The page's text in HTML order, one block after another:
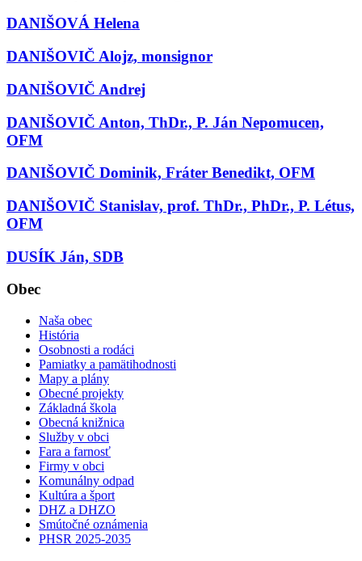
DANIŠOVÁ Helena
DANIŠOVIČ Alojz, monsignor
DANIŠOVIČ Andrej
DANIŠOVIČ Anton, ThDr., P. Ján Nepomucen,
OFM
DANIŠOVIČ Dominik, Fráter Benedikt, OFM
DANIŠOVIČ Stanislav, prof. ThDr., PhDr., P. Létus,
OFM
DUSÍK Ján, SDB
Obec
Naša obec
História
Osobnosti a rodáci
Pamiatky a pamätihodnosti
Mapy a plány
Obecné projekty
Základná škola
Obecná knižnica
Služby v obci
Fara a farnosť
Firmy v obci
Komunálny odpad
Kultúra a šport
DHZ a DHZO
Smútočné oznámenia
PHSR 2025-2035